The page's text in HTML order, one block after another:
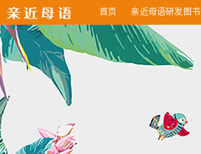
首页 亲近母语研发图书